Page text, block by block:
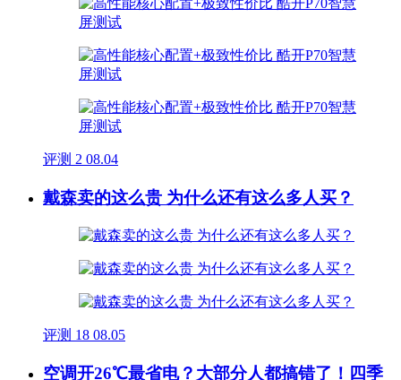
评测 2 08.04
戴森卖的这么贵 为什么还有这么多人买？
评测 18 08.05
空调开26℃最省电？大部分人都搞错了！四季